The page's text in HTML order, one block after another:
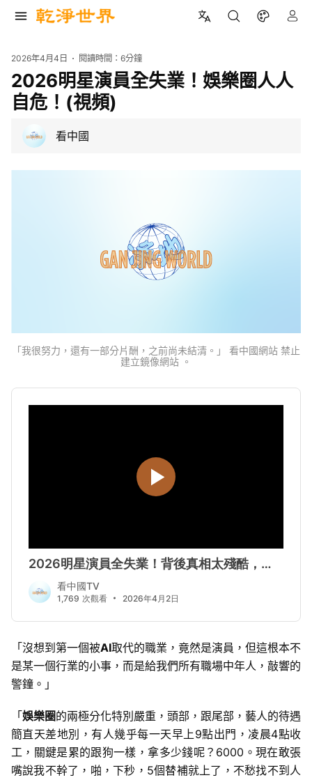
2026年4月4日 閱讀時間：6分鐘
2026明星演員全失業！娛樂圈人人
自危！(視頻)
看中國
「我很努力，還有一部分片酬，之前尚未結清。」 看中國網站 禁止
建立鏡像網站 。
「沒想到第一個被AI取代的職業，竟然是演員，但這根本不
是某一個行業的小事，而是給我們所有職場中年人，敲響的
警鐘。」
「娛樂圈的兩極分化特別嚴重，頭部，跟尾部，藝人的待遇
簡直天差地別，有人幾乎每一天早上9點出門，凌晨4點收
工，關鍵是累的跟狗一樣，拿多少錢呢？6000。現在敢張
嘴說我不幹了，啪，下秒，5個替補就上了，不愁找不到人